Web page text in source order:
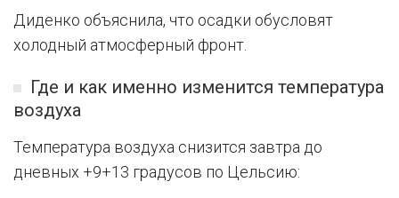
Диденко объяснила, что осадки обусловят
холодный атмосферный фронт.
Где и как именно изменится температура
воздуха
Температура воздуха снизится завтра до
дневных +9+13 градусов по Цельсию: